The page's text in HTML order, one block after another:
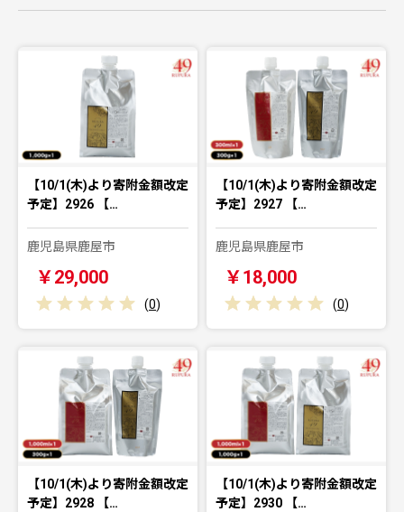
【10/1(木)より寄附金額改定
予定】2926 【…
鹿児島県鹿屋市
￥29,000
(0)
【10/1(木)より寄附金額改定
予定】2927 【…
鹿児島県鹿屋市
￥18,000
(0)
【10/1(木)より寄附金額改定
予定】2928 【…
【10/1(木)より寄附金額改定
予定】2930 【…